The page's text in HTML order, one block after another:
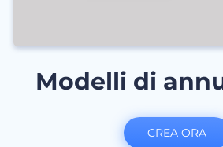
Modelli di
CREA ORA